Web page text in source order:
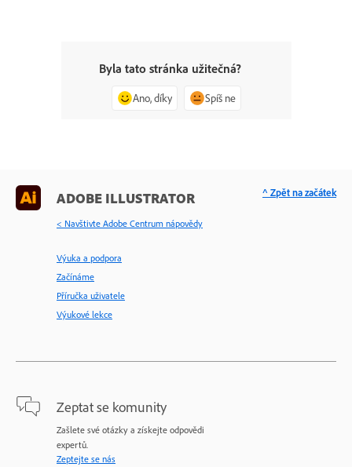
Byla tato stránka užitečná?
Ano, díky Spíš ne
ADOBE ILLUSTRATOR
< Navštivte Adobe Centrum nápovědy
Výuka a podpora
Začínáme
Příručka uživatele
Výukové lekce
Zeptat se komunity
Zašlete své otázky a získejte odpovědi
expertů.
Zeptejte se nás
^ Zpět na začátek